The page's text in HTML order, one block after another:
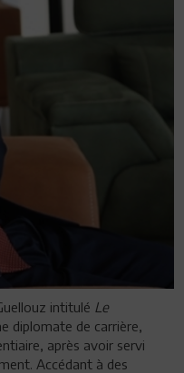
intitulé Le
diplomate de carrière,
après avoir servi
Accédant à des